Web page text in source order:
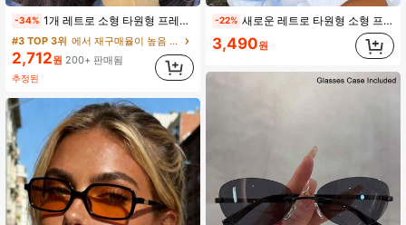
4.89 32K 팔로워
4.89 32K 팔로워
4.89 32K 팔로워
-34% 1개 레트로 소형 타원형 프레임 블랙 Y2K 패션 안경 여성 남성용 플라스틱 보호 야외 여행, 해변, 휴가, 일상 착용, 심미적
#3 TOP 3위 에서 재구매율이 높음 여성용 안경 및 아이웨어 액세서리
2,712원 200+ 판매됨
추정된
-22% 새로운 레트로 타원형 소형 프레임 안경, 패션 여성 모델, 고급 캐주얼, 사진 촬영, 해변, 여행, 의상, 학교 시즌용
3,490원